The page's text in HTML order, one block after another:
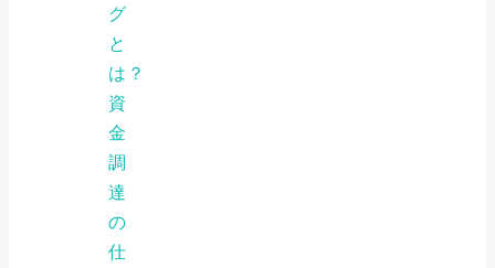
グ
と
は？
資
金
調
達
の
仕